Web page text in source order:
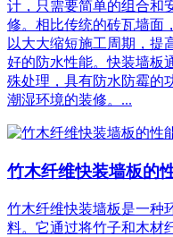
计，只需要简单的组合和
修。相比传统的砖瓦墙面
以大大缩短施工周期，提
好的防水性能。快装墙板
殊处理，具有防水防霉的
潮湿环境的装修。...
竹木纤维快装墙板的
竹木纤维快装墙板是一种
料。它通过将竹子和木材